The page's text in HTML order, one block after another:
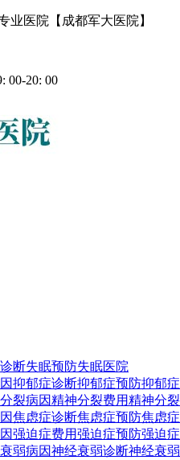
业医院【成都军大医院】
00-20: 00
断失眠预防失眠医院
抑郁症诊断抑郁症预防抑郁
裂病因精神分裂费用精神分
焦虑症诊断焦虑症预防焦虑
强迫症费用强迫症预防强迫
弱病因神经衰弱诊断神经衰